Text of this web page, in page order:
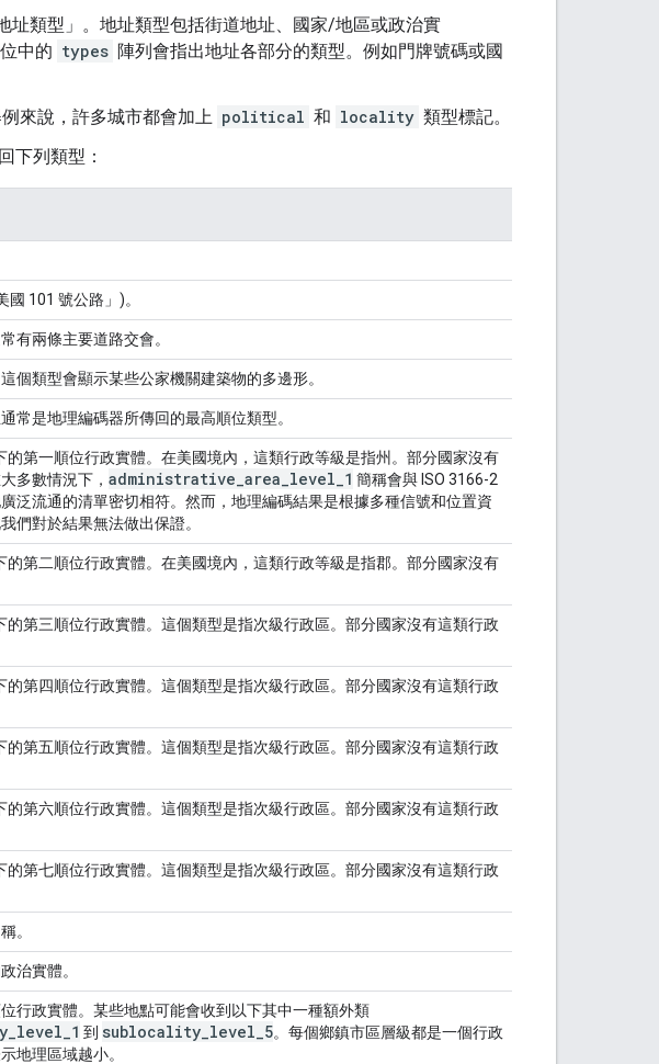
址類型」 。地址類型包括街道地址、國家/地區或政治實
中的 types 陣列會指出地址各部分的類型。例如門牌號碼或國
來說，許多城市都會加上 political 和 locality 類型標記。
下列類型：
101 號公路」)。
有兩條主要道路交會。
個類型會顯示某些公家機關建築物的多邊形。
常是地理編碼器所傳回的最高順位類型。
的第一順位行政實體。在美國境內，這類行政等級是指州。部分國家沒有
多數情況下， administrative area level 1 簡稱會與 ISO 3166-2
泛流通的清單密切相符。然而，地理編碼結果是根據多種信號和位置資
們對於結果無法做出保證。
的第二順位行政實體。在美國境內，這類行政等級是指郡。部分國家沒有
的第三順位行政實體。這個類型是指次級行政區。部分國家沒有這類行政
的第四順位行政實體。這個類型是指次級行政區。部分國家沒有這類行政
的第五順位行政實體。這個類型是指次級行政區。部分國家沒有這類行政
的第六順位行政實體。這個類型是指次級行政區。部分國家沒有這類行政
的第七順位行政實體。這個類型是指次級行政區。部分國家沒有這類行政
。
治實體。
行政實體。某些地點可能會收到以下其中一種額外類
level 1 到 sublocality level 5。每個鄉鎮市區層級都是一個行政
地理區域越小。